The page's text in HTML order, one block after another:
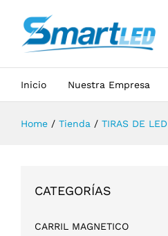
Inicio Nuestra Empresa
Home / Tienda / TIRAS DE LED
CATEGORÍAS
CARRIL MAGNETICO